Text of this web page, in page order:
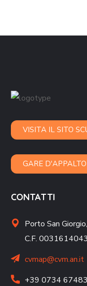
VISITA IL SITO
GARE D'APPALTO
CONTATTI
Porto San
C.F.
cvmap@cvm.an.it
+39 0734